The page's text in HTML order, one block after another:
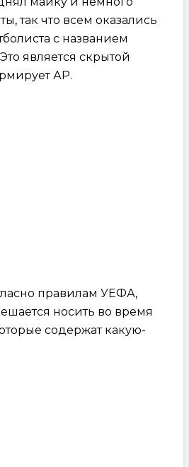
так что всем оказались
с названием
является скрытой
АР.
правилам УЕФА,
носить во время
содержат какую-